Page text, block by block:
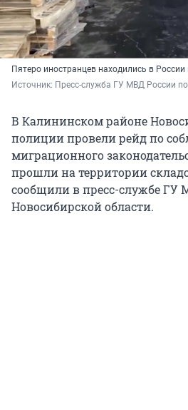
Пятеро иностранцев находились в России
Источник: Пресс-служба ГУ МВД России
В Калининском районе
полиции провели рейд по
миграционного
прошли на территории
сообщили в пресс-службе ГУ
Новосибирской области.